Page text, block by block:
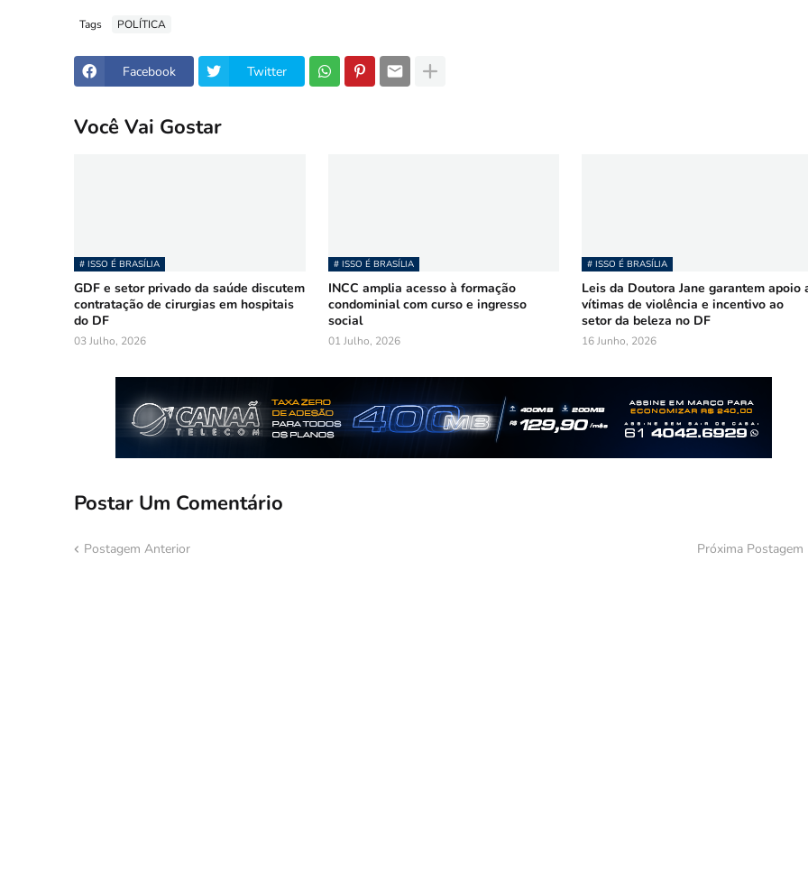
Tags POLÍTICA
Facebook Twitter
Você Vai Gostar
# ISSO É BRASÍLIA
GDF e setor privado da saúde discutem
contratação de cirurgias em hospitais
do DF
03 Julho, 2026
# ISSO É BRASÍLIA
INCC amplia acesso à formação
condominial com curso e ingresso
social
01 Julho, 2026
# ISSO É BRASÍLIA
Leis da Doutora Jane garantem apoio
vítimas de violência e incentivo ao
setor da beleza no DF
16 Junho, 2026
Postar Um Comentário
Postagem Anterior Próxima Postagem